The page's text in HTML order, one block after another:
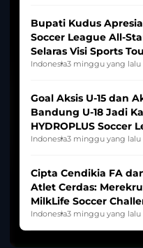
Bupati Kudus
Soccer League All-
Selaras Visi Sports
Indonesia3 minggu yang lalu
Goal Aksis U-15 dan
Bandung U-18 Jadi
HYDROPLUS Soccer
2025/2026
Indonesia3 minggu yang lalu
Cipta Cendikia FA
Atlet Cerdas:
MilkLife Soccer
HYDROPLUS Soccer
Indonesia3 minggu yang lalu